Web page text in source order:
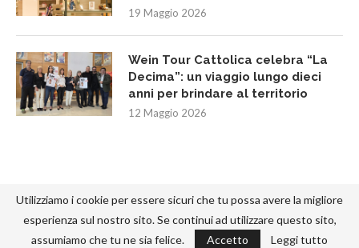
19 Maggio 2026
Wein Tour Cattolica celebra “La
Decima”: un viaggio lungo dieci
anni per brindare al territorio
12 Maggio 2026
Utilizziamo i cookie per essere sicuri che tu possa avere la migliore
esperienza sul nostro sito. Se continui ad utilizzare questo sito,
assumiamo che tu ne sia felice.
Accetto Leggi tutto